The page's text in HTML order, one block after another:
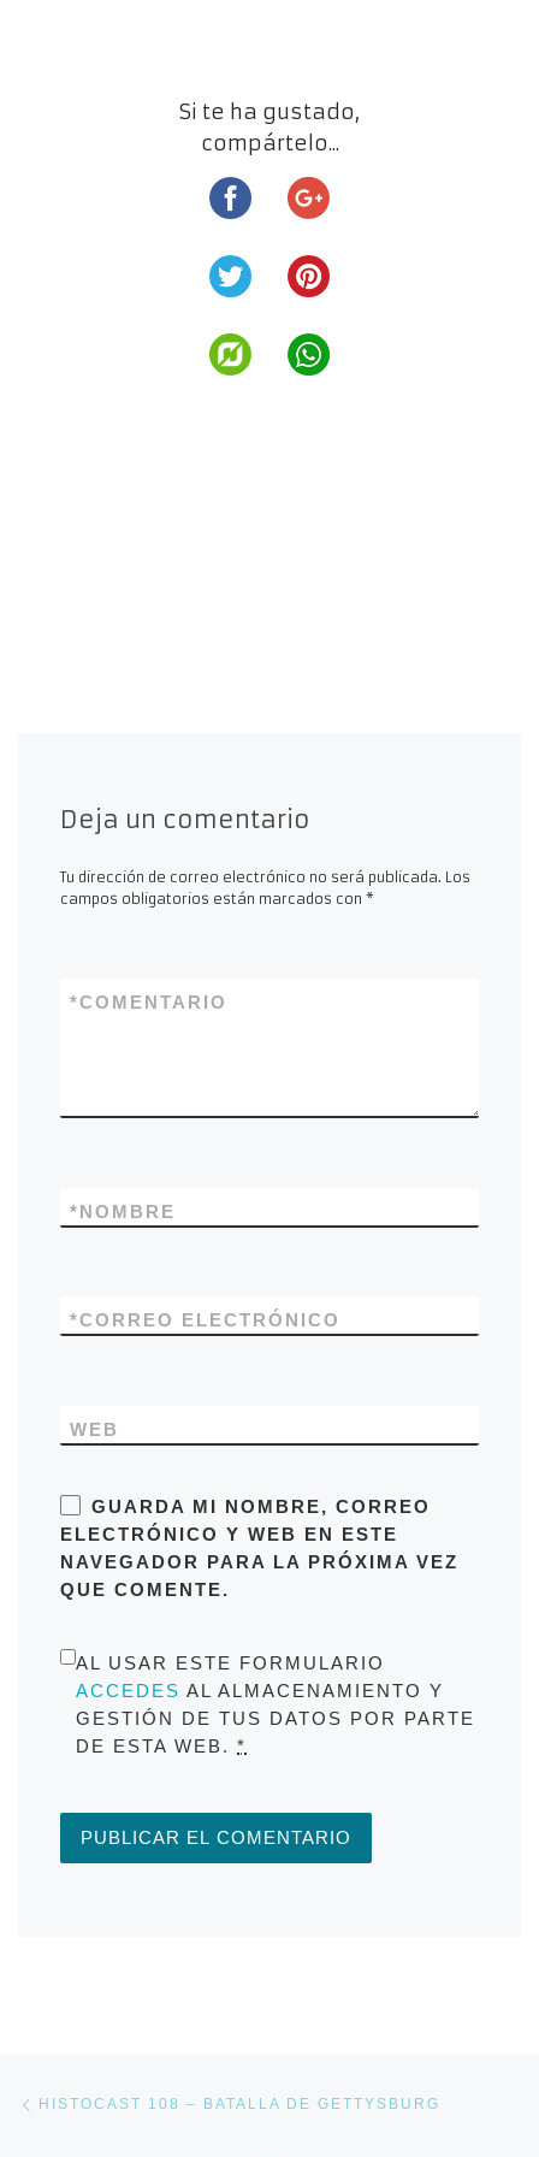
Si te ha gustado,
compártelo...
Deja un comentario
Tu dirección de correo electrónico no será publicada. Los
campos obligatorios están marcados con *
COMENTARIO
*
NOMBRE
*
CORREO ELECTRÓNICO
*
WEB
GUARDA MI NOMBRE, CORREO
ELECTRÓNICO Y WEB EN ESTE
NAVEGADOR PARA LA PRÓXIMA VEZ
QUE COMENTE.
AL USAR ESTE FORMULARIO
ACCEDES AL ALMACENAMIENTO Y
GESTIÓN DE TUS DATOS POR PARTE
DE ESTA WEB. *
Navegación de entradas
HISTOCAST 108 – BATALLA DE GETTYSBURG